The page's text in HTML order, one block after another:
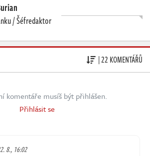
/ Šéfredaktor
| 22 KOMENTÁŘŮ
komentáře musíš být přihlášen.
Přihlásit se
8., 16:02